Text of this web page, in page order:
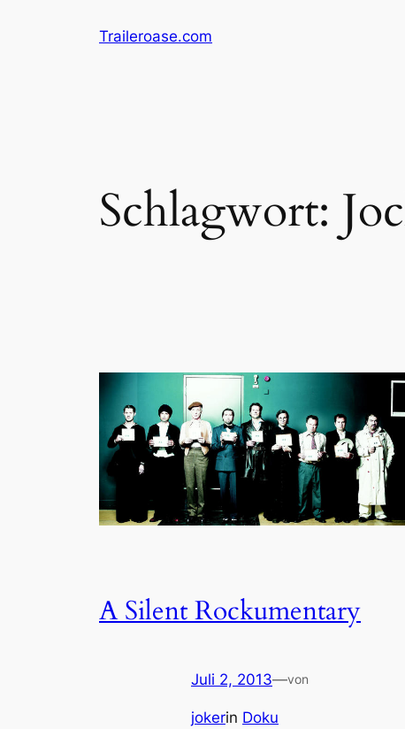
Traileroase.com
Schlagwort:
A Silent Rockumentary
Juli 2, 2013—von
jokerin Doku